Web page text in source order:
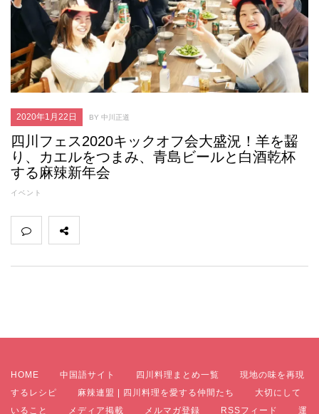
2020年1月22日 BY 中川正道
四川フェス2020キックオフ会大盛況！羊を齧
り、カエルをつまみ、青島ビールと白酒乾杯
する麻辣新年会
イベント
HOME 中国語サイト 四川料理まとめ一覧
現地の味を再現
するレシピ
麻辣連盟 | 四川料理を愛する仲間たち
大切にして
いること
メディア掲載 メルマガ登録 RSSフィード 運